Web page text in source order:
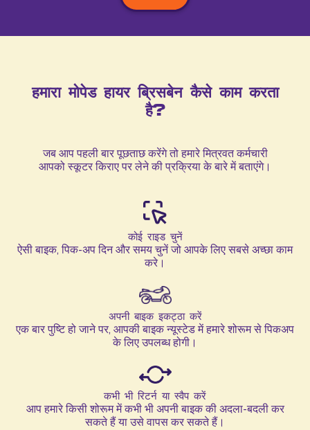
हमारा मोपेड हायर ब्रिसबेन कैसे काम करता
है?
जब आप पहली बार पूछताछ करेंगे तो हमारे मित्रवत कर्मचारी
आपको स्कूटर किराए पर लेने की प्रक्रिया के बारे में बताएंगे।
कोई राइड चुनें
ऐसी बाइक, पिक-अप दिन और समय चुनें जो आपके लिए सबसे अच्छा काम
करे।
अपनी बाइक इकट्ठा करें
एक बार पुष्टि हो जाने पर, आपकी बाइक न्यूस्टेड में हमारे शोरूम से पिकअप
के लिए उपलब्ध होगी।
कभी भी रिटर्न या स्वैप करें
आप हमारे किसी शोरूम में कभी भी अपनी बाइक की अदला-बदली कर
सकते हैं या उसे वापस कर सकते हैं।